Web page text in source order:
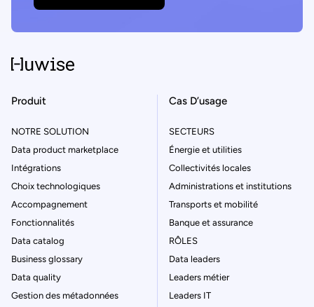
Produit
NOTRE SOLUTION
Data product marketplace
Intégrations
Choix technologiques
Accompagnement
Fonctionnalités
Data catalog
Business glossary
Data quality
Gestion des métadonnées
Cas D’usage
SECTEURS
Énergie et utilities
Collectivités locales
Administrations et institutions
Transports et mobilité
Banque et assurance
RÔLES
Data leaders
Leaders métier
Leaders IT